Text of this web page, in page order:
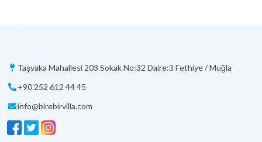
Taşyaka Mahallesi 203 Sokak No:32 Daire:3 Fethiye / Muğla
+90 252 612 44 45
info@birebirvilla.com